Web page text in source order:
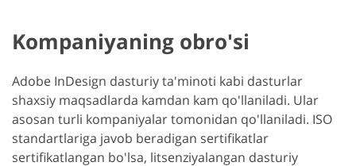
Kompaniyaning obro'si
Adobe InDesign dasturiy ta'minoti kabi dasturlar
shaxsiy maqsadlarda kamdan kam qo'llaniladi. Ular
asosan turli kompaniyalar tomonidan qo'llaniladi. ISO
standartlariga javob beradigan sertifikatlar
sertifikatlangan bo'lsa, litsenziyalangan dasturiy